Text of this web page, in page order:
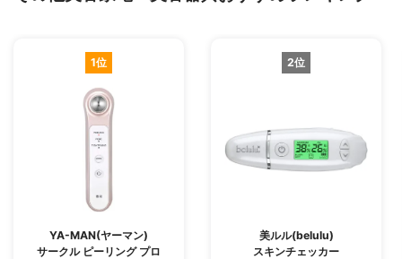
1位
YA-MAN(ヤーマン)
サークル ピーリング プロ
2位
美ルル(belulu)
スキンチェッカー